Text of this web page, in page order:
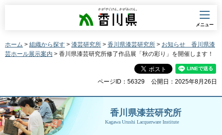
香川県
メニュー
ホーム > 組織から探す > 漆芸研究所 > 香川県漆芸研究所 > お知らせ 香川県漆
芸ホール展示案内 > 香川県漆芸研究所修了作品展「秋の彩り」を開催します！
ページID：56329 公開日：2025年8月26日
香川県漆芸研究所
Kagawa Urushi Lacquerware Institute